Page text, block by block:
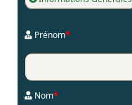
Prénom*
Nom*